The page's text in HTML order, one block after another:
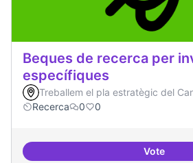
Beques de recerca per
específiques
Treballem el pla estratègic del
Recerca
0 0
VoteBeques